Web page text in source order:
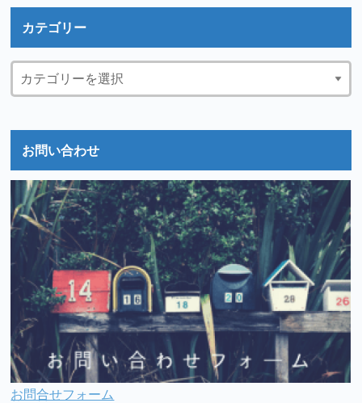
カテゴリー
お問い合わせ
お問合せフォーム